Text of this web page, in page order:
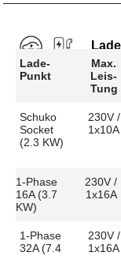
Lade-
Punkt
Max.
Leis-
Tung
Schuko
Socket
(2.3 KW)
230V /
1x10A
1-Phase
16A (3.7
KW)
230V /
1x16A
1-Phase
32A (7.4
230V /
1x16A